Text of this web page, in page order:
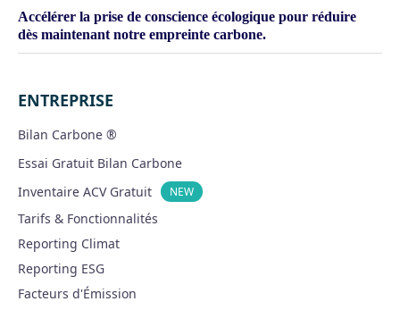
Accélérer la prise de conscience écologique pour réduire
dès maintenant notre empreinte carbone.
ENTREPRISE
Bilan Carbone ®
Essai Gratuit Bilan Carbone
Inventaire ACV Gratuit
NEW
Tarifs & Fonctionnalités
Reporting Climat
Reporting ESG
Facteurs d'Émission